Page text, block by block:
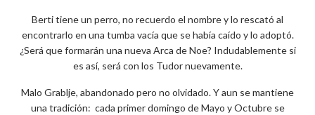
Berti tiene un perro, no recuerdo el nombre y lo rescató al
encontrarlo en una tumba vacía que se había caído y lo adoptó.
¿Será que formarán una nueva Arca de Noe? Indudablemente si
es así, será con los Tudor nuevamente.
Malo Grablje, abandonado pero no olvidado. Y aun se mantiene
una tradición: cada primer domingo de Mayo y Octubre se